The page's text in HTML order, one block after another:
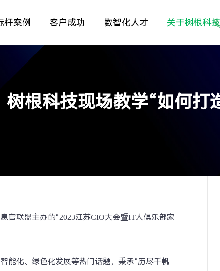
杆案例 客户成功 数智化人才 关于树根科技
根科技现场教学“如何打
官联盟主办的“2023江苏CIO大会暨IT人俱乐部家
能化、绿色化发展等热门话题，秉承“历尽千帆